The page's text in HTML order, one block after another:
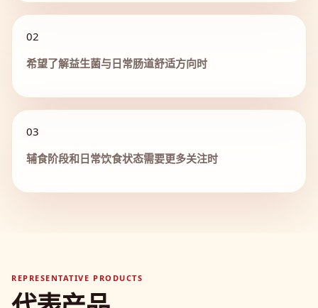
02
希望了解益生菌与日常肠道舒适方向时
03
辅食阶段和日常饮食状态需要更多关注时
REPRESENTATIVE PRODUCTS